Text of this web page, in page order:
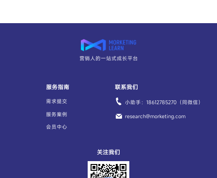
营销人的一站式成长平台
服务指南
需求提交
服务案例
会员中心
联系我们
小助手：18612785270（同微信）
research@morketing.com
关注我们